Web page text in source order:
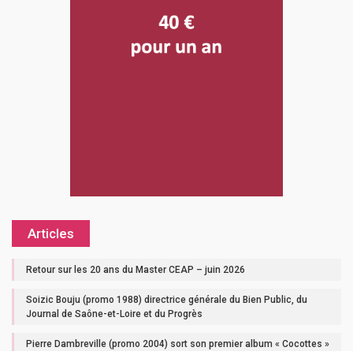
Articles
Retour sur les 20 ans du Master CEAP – juin 2026
Soizic Bouju (promo 1988) directrice générale du Bien Public, du
Journal de Saône-et-Loire et du Progrès
Pierre Dambreville (promo 2004) sort son premier album « Cocottes »